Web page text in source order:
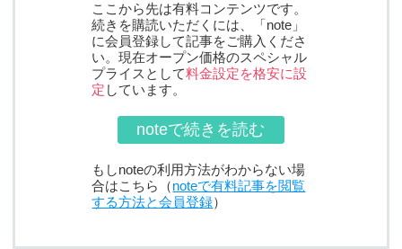
ここから先は有料コンテンツです。
続きを購読いただくには、「note」
に会員登録して記事をご購入くださ
い。現在オープン価格のスペシャル
プライスとして料金設定を格安に設
定 しています。
noteで続きを読む
もしnoteの利用方法がわからない場
合はこちら（noteで有料記事を閲覧
する方法と会員登録）